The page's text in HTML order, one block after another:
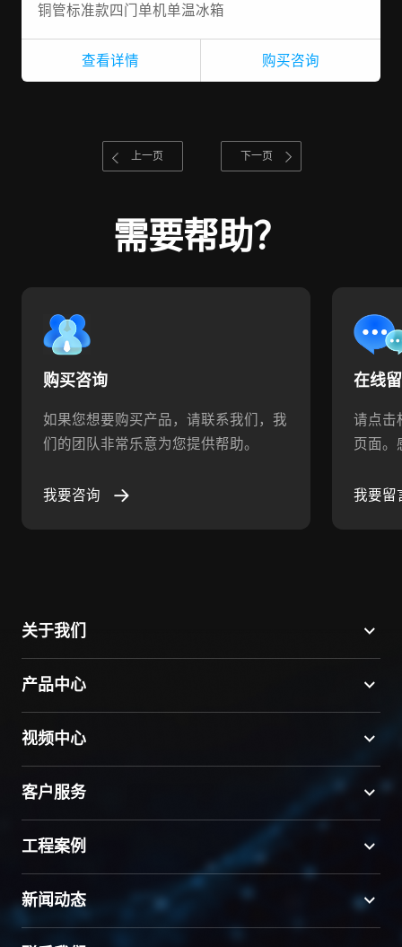
铜管标准款四门单机单温冰箱
查看详情 购买咨询
上一页 下一页
需要帮助？
购买咨询
如果您想要购买产品，请联系我们，我
们的团队非常乐意为您提供帮助。
我要咨询
在线
请点击
页面。
我要留
关于我们
产品中心
视频中心
客户服务
工程案例
新闻动态